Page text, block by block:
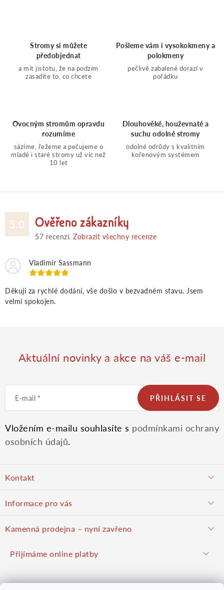
p
r
v
k
y
v
i
s
u
Stromy si můžete
předobjednat
a mít jistotu, že na podzim
zasadíte to, co chcete
Pošleme vám i vysokokmeny a
polokmeny
pečlivě zabalené dorazí v
pořádku
Ovocným stromům opravdu
rozumíme
sázíme, řežeme a pečujeme o
mladé i staré stromy už víc než
10 let
Dlouhověké, houževnaté a
suchu odolné stromy
odolné odrůdy s kvalitním
kořenovým systémem
5.0 Ověřeno zákazníky
57 recenzí. Zobrazit všechny recenze
Vladimír Sassmann
Děkuji za rychlé dodání, vše došlo v bezvadném stavu. Jsem
velmi spokojen.
Aktuální novinky a akce na váš e-mail
E-mail
Vložením e-mailu souhlasíte s podmínkami ochrany
osobních údajů.
PŘIHLÁSIT SE
p
t
Kontakt
Informace pro vás
Hodnocení obchodu
Kontakt
Kamenná prodejna – nyní zavřeno
Přijímáme online platby